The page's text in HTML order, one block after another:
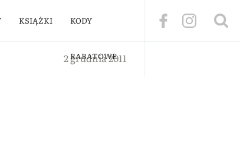
KSIĄŻKI KODY
RABATOWE
2 grudnia 2011